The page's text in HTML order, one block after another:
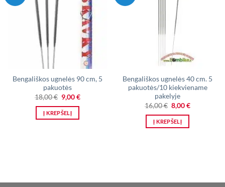
Bengališkos ugnelės 90 cm, 5
pakuotės
18,00€ Original
price
was:
18,00 €.
9,00€Current
Į KREPŠELĮ
Bengališkos ugnelės 40 cm. 5
pakuotės/10 kiekviename
pakelyje
16,00€ Original
price
was:
16,00 €.
8,00€Current
Į KREPŠELĮ